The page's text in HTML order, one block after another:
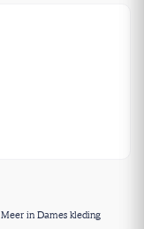
Meer in Dames kleding